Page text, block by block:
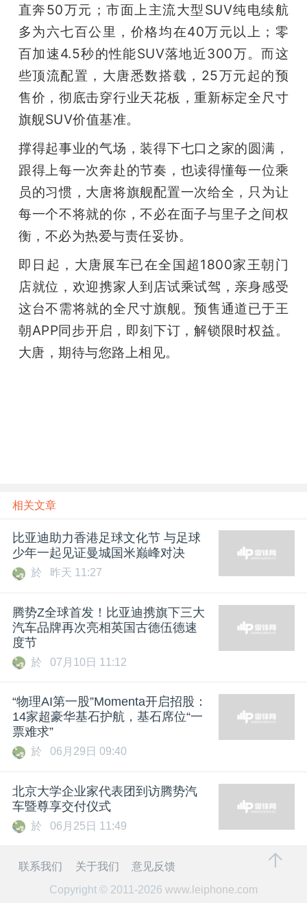
直奔50万元；市面上主流大型SUV纯电续航
多为六七百公里，价格均在40万元以上；零
百加速4.5秒的性能SUV落地近300万。而这
些顶流配置，大唐悉数搭载，25万元起的预
售价，彻底击穿行业天花板，重新标定全尺寸
旗舰SUV价值基准。
撑得起事业的气场，装得下七口之家的圆满，
跟得上每一次奔赴的节奏，也读得懂每一位乘
员的习惯，大唐将旗舰配置一次给全，只为让
每一个不将就的你，不必在面子与里子之间权
衡，不必为热爱与责任妥协。
即日起，大唐展车已在全国超1800家王朝门
店就位，欢迎携家人到店试乘试驾，亲身感受
这台不需将就的全尺寸旗舰。预售通道已于王
朝APP同步开启，即刻下订，解锁限时权益。
大唐，期待与您路上相见。
相关文章
比亚迪助力香港足球文化节 与足球
少年一起见证曼城国米巅峰对决
於 昨天 11:27
腾势Z全球首发！比亚迪携旗下三大
汽车品牌再次亮相英国古德伍德速
度节
於 07月10日 11:12
“物理AI第一股”Momenta开启招股：
14家超豪华基石护航，基石席位“一
票难求”
於 06月29日 09:40
北京大学企业家代表团到访腾势汽
车暨尊享交付仪式
於 06月25日 11:49
联系我们 关于我们
意见反馈
Copyright © 2011-2026 www.leiphone.com